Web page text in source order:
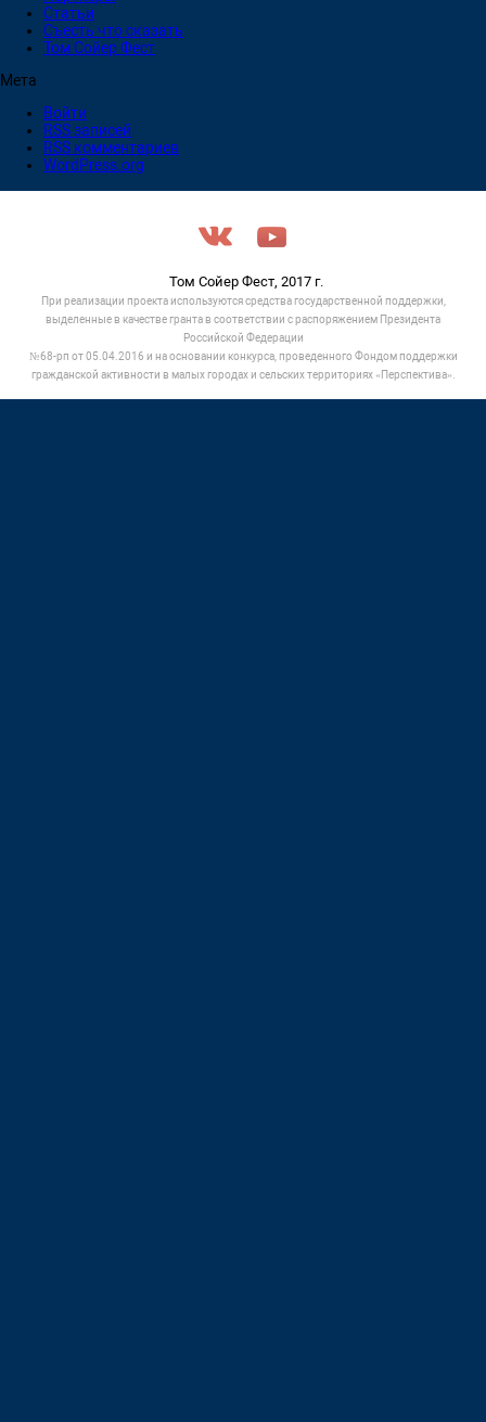
Статьи
Съесть что сказать
Том Сойер Фест
Мета
Войти
RSSзаписей
RSS комментариев
WordPress.org
Том Сойер Фест, 2017 г.
При реализации проекта используются средства государственной поддержки,
выделенные в качестве гранта в соответствии c распоряжением Президента
Российской Федерации
№68-рп от 05.04.2016 и на основании конкурса, проведенного Фондом поддержки
гражданской активности в малых городах и сельских территориях «Перспектива».